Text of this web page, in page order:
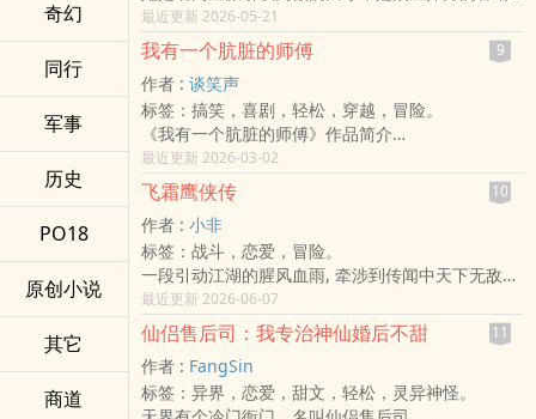
奇幻
同行
军事
历史
PO18
原创小说
其它
商道
自己终有一天，也会走进那个「平凡」的神话里。
四族纷争的背后，真正的敌人从来不是彼此．
而是失衡．
这一场千年棋局．
也是一场关于「责任是否值得承担」的提问．
当世界终于赢来和平
守衡者，能否为自己而活．
雨。
一柄长剑，一场微雨。
当她以为自己正仗剑守护正义时，却不知命运早已
在暗处，为她写好了最残酷的剧本。
​江湖路远，真相如雨，避无可避。
最近更新 2026-05-21
我有一个肮脏的师傅 9
作者 : 谈笑声
标签：搞笑，喜剧，轻松，穿越，冒险。
《我有一个肮脏的师傅》作品简介
**封面文案**：
「师父，您裤子沾到蜂蜜了！」
「嘘，这是为师特制的诱熊装置——」
修真界最没下限的生存指南，与最不可告人的师徒
羁绊，现在开课！
**书籍梗概**：
现代青年林小鹿穿越修真界第一天，就被自称「跑
路白」的奇葩修士强行收徒。这位白衣胜雪容貌出
尘的师傅，行事作风却堪称修真界泥石流——往徒
弟身上抹蜂蜜诱熊、在降妖途中兜售对手裤腰带、
甚至把本命法宝炼成平底锅形态！
最近更新 2026-03-02
飞霜鹰侠传 10
作者 : 小非
标签：战斗，恋爱，冒险。
一段引动江湖的腥风血雨, 牵涉到传闻中天下无敌的
神功秘笈, 正义侠客 .神秘书生. 与邪派女子之间的复
杂牵扯, 背后竟是一桩惊天阴谋!
最近更新 2026-06-07
仙侣售后司：我专治神仙婚后不甜 11
作者 : FangSin
标签：异界，恋爱，甜文，轻松，灵异神怪。